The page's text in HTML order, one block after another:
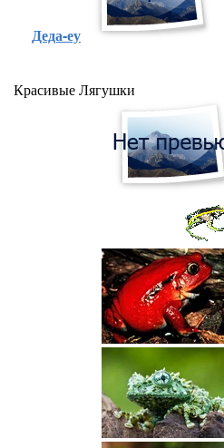
Деда-еу
Красивые Лягушки